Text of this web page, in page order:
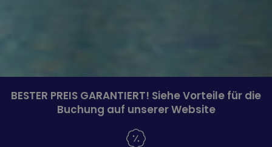
BESTER PREIS GARANTIERT! Siehe Vorteile für die
Buchung auf unserer Website